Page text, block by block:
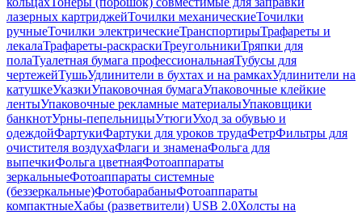
лазерных картриджейТочилки механическиеТочилки
ручныеТочилки электрическиеТранспортирыТрафареты и
лекалаТрафареты-раскраскиТреугольникиТряпки для
полаТуалетная бумага профессиональнаяТубусы для
чертежейТушьУдлинители в бухтах и на рамкахУдлинители на
катушкеУказкиУпаковочная бумагаУпаковочные клейкие
лентыУпаковочные рекламные материалыУпаковщики
банкнотУрны-пепельницыУтюгиУход за обувью и
одеждойФартукиФартуки для уроков трудаФетрФильтры для
очистителя воздухаФлаги и знаменаФольга для
выпечкиФольга цветнаяФотоаппараты
зеркальныеФотоаппараты системные
(беззеркальные)ФотобарабаныФотоаппараты
компактныеХабы (разветвители) USB 2.0Холсты на